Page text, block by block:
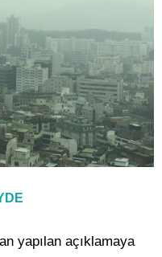
yapılan açıklamaya